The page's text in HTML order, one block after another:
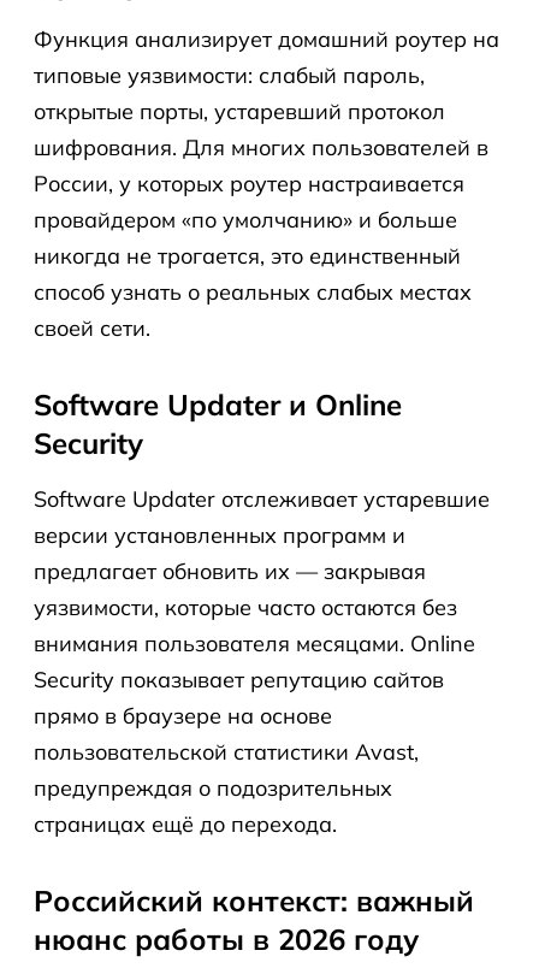
Функция анализирует домашний роутер на
типовые уязвимости: слабый пароль,
открытые порты, устаревший протокол
шифрования. Для многих пользователей в
России, у которых роутер настраивается
провайдером «по умолчанию» и больше
никогда не трогается, это единственный
способ узнать о реальных слабых местах
своей сети.
Software Updater и Online
Security
Software Updater отслеживает устаревшие
версии установленных программ и
предлагает обновить их — закрывая
уязвимости, которые часто остаются без
внимания пользователя месяцами. Online
Security показывает репутацию сайтов
прямо в браузере на основе
пользовательской статистики Avast,
предупреждая о подозрительных
страницах ещё до перехода.
Российский контекст: важный
нюанс работы в 2026 году